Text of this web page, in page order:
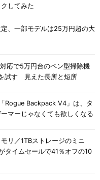
してみた
、一部モデルは25万円超の大
応で5万円台のペン型掃除機
試す 見えた長所と短所
Rogue Backpack V4」は、タ
マーじゃなくても欲しくなる
リ／1TBストレージのミニ
タイムセールで41％オフの10